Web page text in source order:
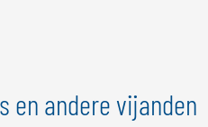
en andere vijanden